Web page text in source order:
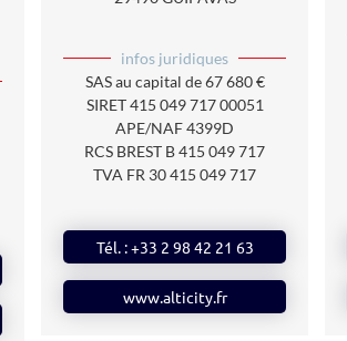
infos juridiques
SAS au capital de 67 680 €
SIRET 415 049 717 00051
APE/NAF 4399D
RCS BREST B 415 049 717
TVA FR 30 415 049 717
Tél. : +33 2 98 42 21 63
www.alticity.fr